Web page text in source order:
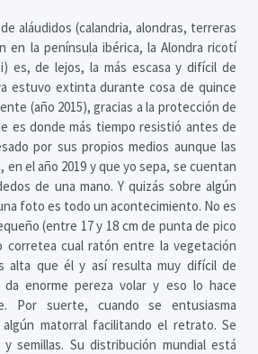
aláudidos (calandria, alondras, terreras
en la península ibérica, la Alondra ricotí
es, de lejos, la más escasa y difícil de
estuvo extinta durante cosa de quince
(año 2015), gracias a la protección de
es donde más tiempo resistió antes de
por sus propios medios aunque las
el año 2019 y que yo sepa, se cuentan
de una mano. Y quizás sobre algún
foto es todo un acontecimiento. No es
(entre 17 y 18 cm de punta de pico
corretea cual ratón entre la vegetación
alta que él y así resulta muy difícil de
da enorme pereza volar y eso lo hace
Por suerte, cuando se entusiasma
matorral facilitando el retrato. Se
semillas. Su distribución mundial está